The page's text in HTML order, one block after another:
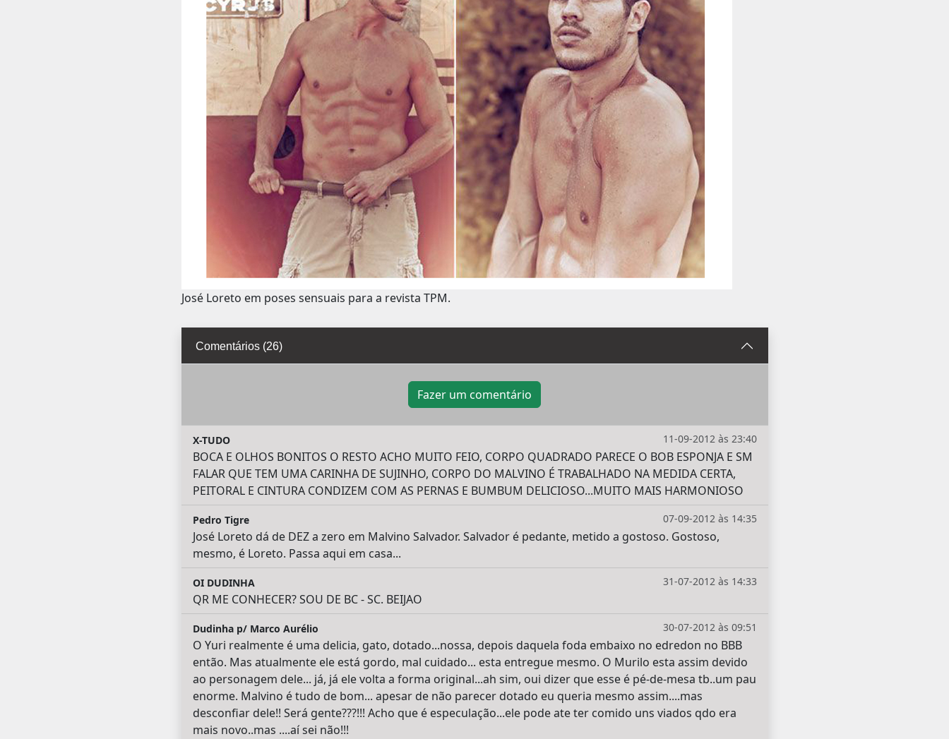
José Loreto em poses sensuais para a revista TPM.
Comentários (26)
Fazer um comentário
11-09-2012 às 23:40
X-TUDO
BOCA E OLHOS BONITOS O RESTO ACHO MUITO FEIO, CORPO QUADRADO PARECE O BOB ESPONJA E SM
FALAR QUE TEM UMA CARINHA DE SUJINHO, CORPO DO MALVINO É TRABALHADO NA MEDIDA CERTA,
PEITORAL E CINTURA CONDIZEM COM AS PERNAS E BUMBUM DELICIOSO...MUITO MAIS HARMONIOSO
07-09-2012 às 14:35
Pedro Tigre
José Loreto dá de DEZ a zero em Malvino Salvador. Salvador é pedante, metido a gostoso. Gostoso,
mesmo, é Loreto. Passa aqui em casa...
31-07-2012 às 14:33
OI DUDINHA
QR ME CONHECER? SOU DE BC - SC. BEIJAO
30-07-2012 às 09:51
Dudinha p/ Marco Aurélio
O Yuri realmente é uma delicia, gato, dotado...nossa, depois daquela foda embaixo no edredon no BBB
então. Mas atualmente ele está gordo, mal cuidado... esta entregue mesmo. O Murilo esta assim devido
ao personagem dele... já, já ele volta a forma original...ah sim, oui dizer que esse é pé-de-mesa tb..um pau
enorme. Malvino é tudo de bom... apesar de não parecer dotado eu queria mesmo assim....mas
desconfiar dele!! Será gente???!!! Acho que é especulação...ele pode ate ter comido uns viados qdo era
mais novo..mas ....aí sei não!!!